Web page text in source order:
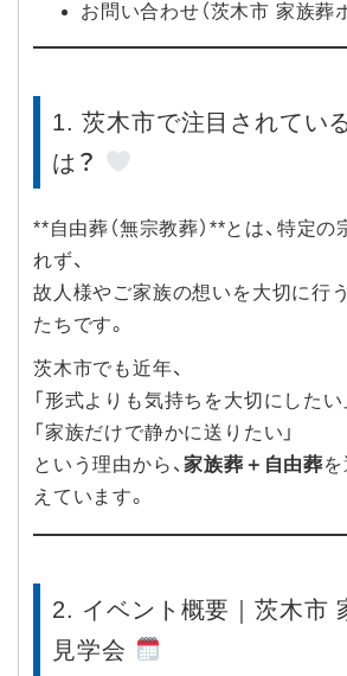
お問い合わせ（茨木市 家族葬
1. 茨木市で注目されている
は？
**自由葬（無宗教葬）**とは、特定
れず、
故人様やご家族の想いを大切に行
たちです。
茨木市でも近年、
「形式よりも気持ちを大切にしたい
「家族だけで静かに送りたい」
という理由から、家族葬＋自由葬
えています。
2. イベント概要｜茨木市
見学会